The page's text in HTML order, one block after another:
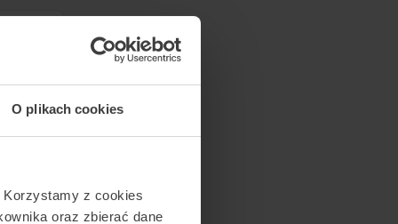
O plikach cookies
z cookies
oraz zbierać dane
do
u